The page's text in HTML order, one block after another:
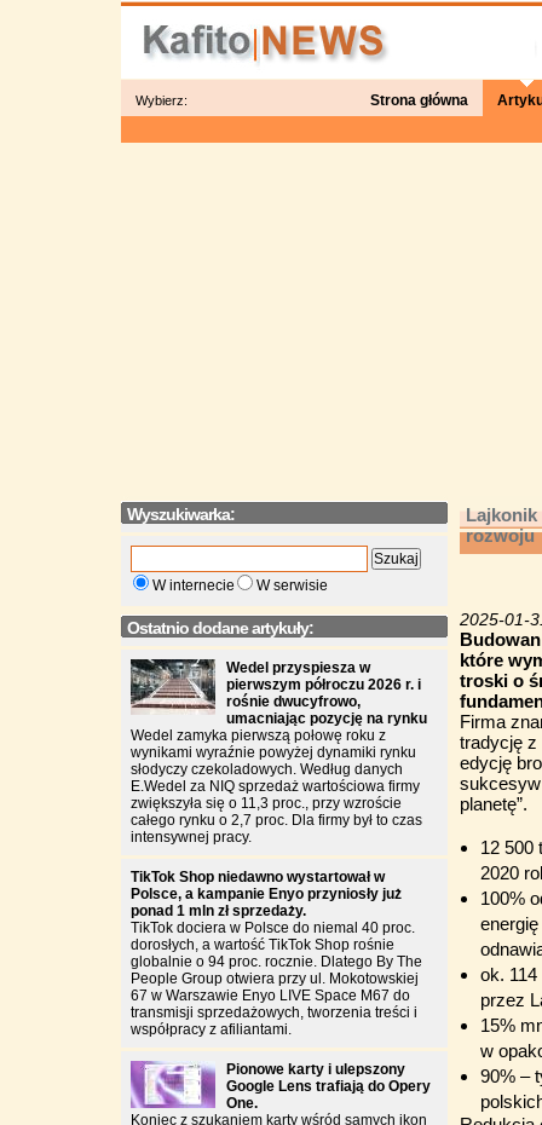
Wybierz: Strona główna
Lajkonik
rozwoju
2025-01-
które
troski o
Firma
tradycję z
edycję
planetę”.
12 500
2020
100%
ok.
przez
15%
w
90% –
Wyszukiwarka:
W internecie W serwisie
Ostatnio dodane artykuły:
Wedel przyspiesza w
pierwszym półroczu 2026 r. i
rośnie dwucyfrowo,
umacniając pozycję na rynku
Wedel zamyka pierwszą połowę roku z
wynikami wyraźnie powyżej dynamiki rynku
słodyczy czekoladowych. Według danych
E.Wedel za NIQ sprzedaż wartościowa firmy
zwiększyła się o 11,3 proc., przy wzroście
całego rynku o 2,7 proc. Dla firmy był to czas
intensywnej pracy.
TikTok Shop niedawno wystartował w
Polsce, a kampanie Enyo przyniosły już
ponad 1 mln zł sprzedaży.
TikTok dociera w Polsce do niemal 40 proc.
dorosłych, a wartość TikTok Shop rośnie
globalnie o 94 proc. rocznie. Dlatego By The
People Group otwiera przy ul. Mokotowskiej
67 w Warszawie Enyo LIVE Space M67 do
transmisji sprzedażowych, tworzenia treści i
współpracy z afiliantami.
Pionowe karty i ulepszony
Google Lens trafiają do Opery
One.
Koniec z szukaniem karty wśród samych ikon